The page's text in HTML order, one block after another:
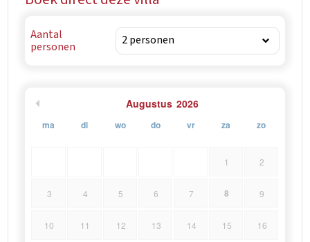
Aantal
personen
Augustus 2026
ma di wo do vr za zo
1 2
3 4 5 6 7 8 9
10 11 12 13 14 15 16